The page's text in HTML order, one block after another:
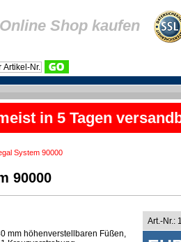
Shop kaufen
in 5 Tagen
System 90000
90000
Art.-Nr.:
mm höhenverstellbaren Füßen,